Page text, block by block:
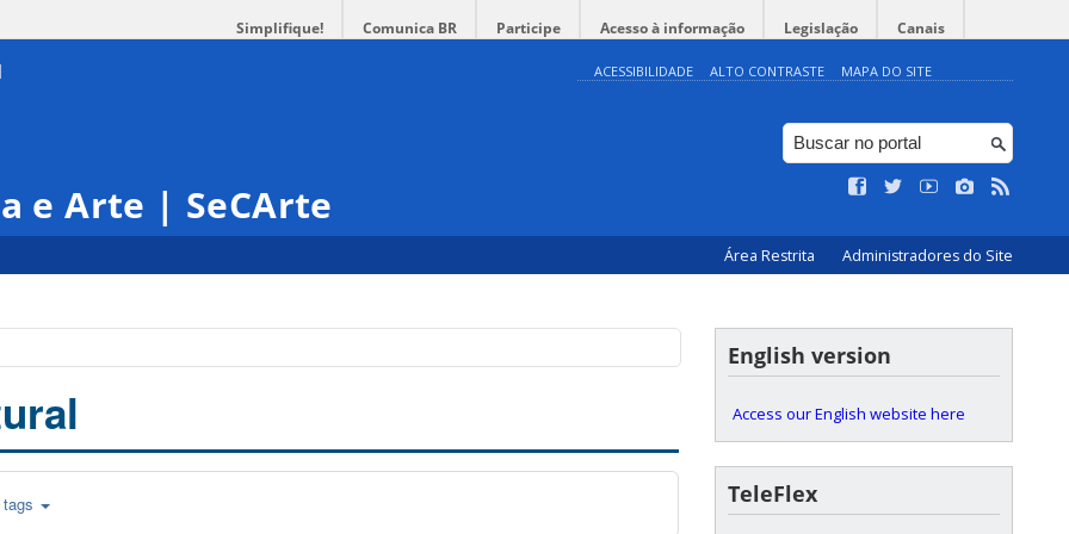
Simplifique! Comunica BR Participe Acesso à informação Legislação Canais
ACESSIBILIDADE ALTO CONTRASTE MAPA DO SITE
e Arte | SeCArte
Área Restrita Administradores do Site
tags
English version
Access our English website here
TeleFlex